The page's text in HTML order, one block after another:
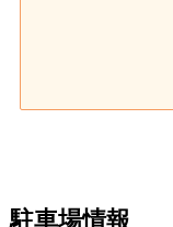
駐車場情報